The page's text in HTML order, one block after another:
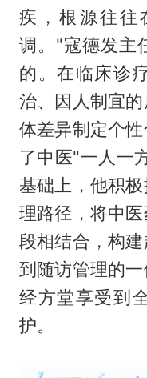
疾，根源往往
调。"寇德发主
的。在临床诊
治、因人制宜
体差异制定个
了中医"一人一
基础上，他积
理路径，将中
段相结合，构
到随访管理的
经方堂享受到
护。